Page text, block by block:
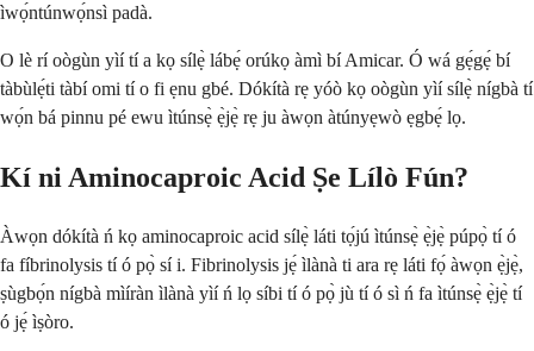
ìwọ́ntúnwọ́nsì padà.
O lè rí oògùn yìí tí a kọ sílẹ̀ lábẹ́ orúkọ àmì bí Amicar. Ó wá gẹ́gẹ́ bí
tàbùlẹ́ti tàbí omi tí o fi ẹnu gbé. Dókítà rẹ yóò kọ oògùn yìí sílẹ̀ nígbà tí
wọ́n bá pinnu pé ewu ìtúnsẹ̀ ẹ̀jẹ̀ rẹ ju àwọn àtúnyẹwò ẹgbẹ́ lọ.
Kí ni Aminocaproic Acid Ṣe Lílò Fún?
Àwọn dókítà ń kọ aminocaproic acid sílẹ̀ láti tọ́jú ìtúnsẹ̀ ẹ̀jẹ̀ púpọ̀ tí ó
fa fíbrinolysis tí ó pọ̀ sí i. Fibrinolysis jẹ́ ìlànà ti ara rẹ láti fọ́ àwọn ẹ̀jẹ̀,
ṣùgbọ́n nígbà mìíràn ìlànà yìí ń lọ síbi tí ó pọ̀ jù tí ó sì ń fa ìtúnsẹ̀ ẹ̀jẹ̀ tí
ó jẹ́ ìṣòro.